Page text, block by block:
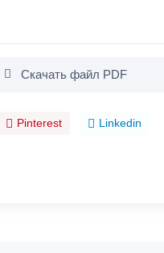
Скачать файл PDF
Pinterest Linkedin